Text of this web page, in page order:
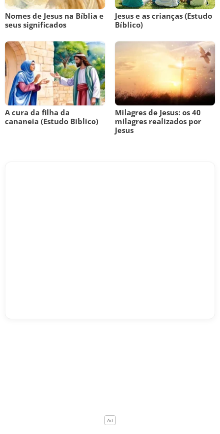
Nomes de Jesus na Bíblia e
seus significados
Jesus e as crianças (Estudo
Bíblico)
A cura da filha da
cananeia (Estudo Bíblico)
Milagres de Jesus: os 40
milagres realizados por
Jesus